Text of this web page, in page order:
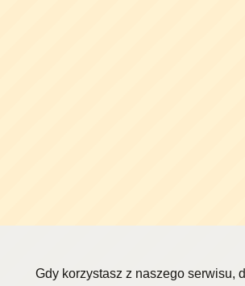
Gdy korzystasz z naszego serwisu,